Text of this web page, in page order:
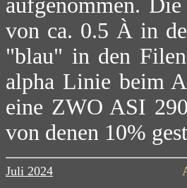
aufgenommen.
von ca. 0.5 À in
"blau" in den
alpha Linie beim
eine ZWO ASI
von denen 10%
Juli 2024